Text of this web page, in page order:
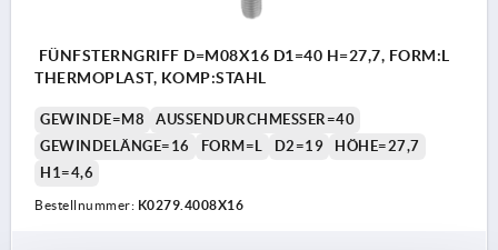
FÜNFSTERNGRIFF D=M08X16 D1=40 H=27,7, FORM:L
THERMOPLAST, KOMP:STAHL
GEWINDE=M8
AUSSENDURCHMESSER=40
GEWINDELÄNGE=16
FORM=L D2=19
HÖHE=27,7
H1=4,6
Bestellnummer: K0279.4008X16